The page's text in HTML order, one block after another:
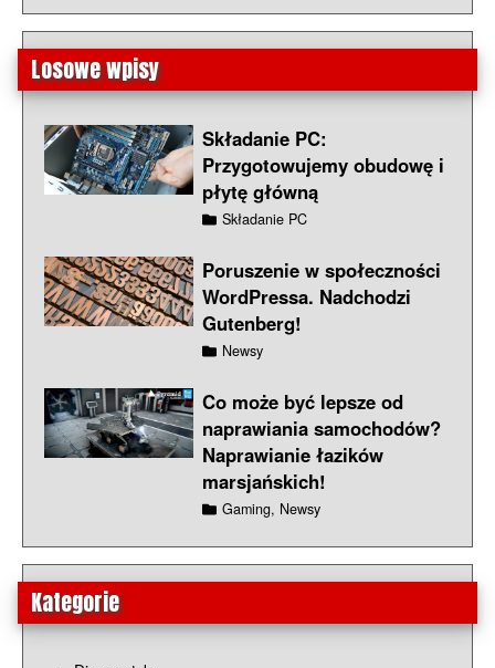
Losowe wpisy
Składanie PC:
Przygotowujemy obudowę i
płytę główną
Składanie PC
Poruszenie w społeczności
WordPressa. Nadchodzi
Gutenberg!
Newsy
Co może być lepsze od
naprawiania samochodów?
Naprawianie łazików
marsjańskich!
Gaming, Newsy
Kategorie